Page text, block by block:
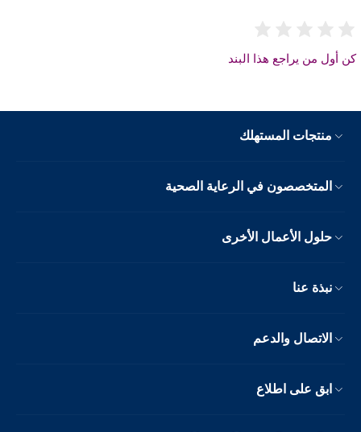
كن أول من يراجع هذا البند
منتجات المستهلك
المتخصصون في الرعاية الصحية
حلول الأعمال الأخرى
نبذة عنا
الاتصال والدعم
ابق على اطلاع